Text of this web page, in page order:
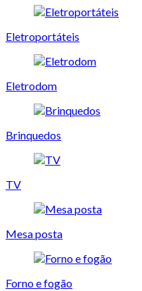
Eletroportáteis
Eletrodom
Brinquedos
TV
Mesa posta
Forno e fogão